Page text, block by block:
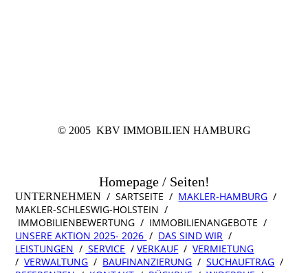
© 2005 KBV IMMOBILIEN HAMBURG
Homepage / Seiten!
UNTERNEHMEN / SARTSEITE / MAKLER-HAMBURG /
MAKLER-SCHLESWIG-HOLSTEIN /
IMMOBILIENBEWERTUNG / IMMOBILIENANGEBOTE /
UNSERE AKTION 2025- 2026 / DAS SIND WIR /
LEISTUNGEN / SERVICE /VERKAUF /VERMIETUNG
/VERWALTUNG / BAUFINANZIERUNG /SUCHAUFTRAG /